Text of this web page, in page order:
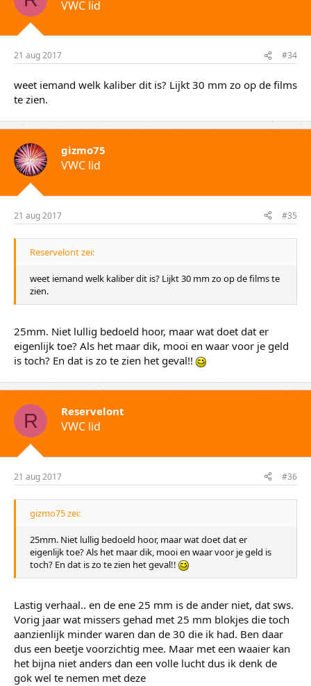
VWC lid
21 aug 2017 #34
weet iemand welk kaliber dit is? Lijkt 30 mm zo op de films
te zien.
gizmo75
VWC lid
21 aug 2017 #35
Reservelont zei:
weet iemand welk kaliber dit is? Lijkt 30 mm zo op de films te
zien.
25mm. Niet lullig bedoeld hoor, maar wat doet dat er
eigenlijk toe? Als het maar dik, mooi en waar voor je geld
is toch? En dat is zo te zien het geval!!
R Reservelont
VWC lid
21 aug 2017 #36
gizmo75 zei:
25mm. Niet lullig bedoeld hoor, maar wat doet dat er
eigenlijk toe? Als het maar dik, mooi en waar voor je geld is
toch? En dat is zo te zien het geval!!
Lastig verhaal.. en de ene 25 mm is de ander niet, dat sws.
Vorig jaar wat missers gehad met 25 mm blokjes die toch
aanzienlijk minder waren dan de 30 die ik had. Ben daar
dus een beetje voorzichtig mee. Maar met een waaier kan
het bijna niet anders dan een volle lucht dus ik denk de
gok wel te nemen met deze